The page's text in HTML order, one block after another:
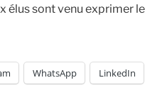
élus sont venu exprimer
WhatsApp LinkedIn